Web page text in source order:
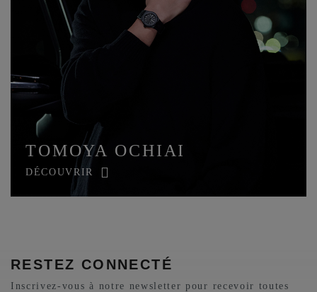
TOMOYA OCHIAI
DÉCOUVRIR
RESTEZ CONNECTÉ
Inscrivez-vous à notre newsletter pour recevoir toutes